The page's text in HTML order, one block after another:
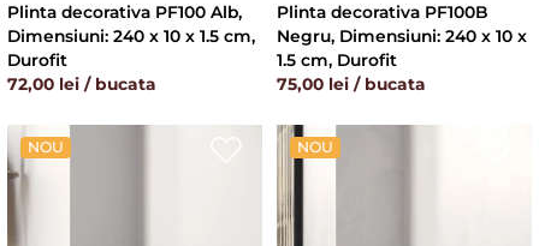
Plinta decorativa PF100 Alb,
Dimensiuni: 240 x 10 x 1.5 cm,
Durofit
72,00 lei / bucata
Plinta decorativa PF100B
Negru, Dimensiuni: 240 x 10 x
1.5 cm, Durofit
75,00 lei / bucata
NOU NOU